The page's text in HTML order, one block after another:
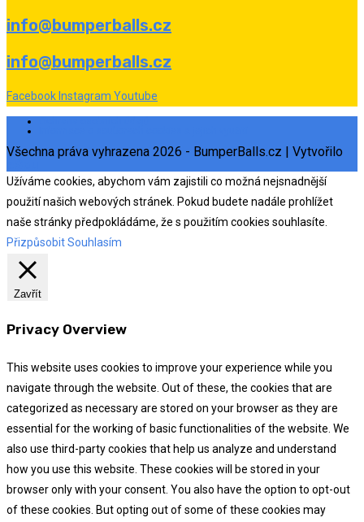
info@bumperballs.cz
info@bumperballs.cz
Facebook Instagram Youtube
Všechna práva vyhrazena 2026 - BumperBalls.cz | Vytvořilo
Užíváme cookies, abychom vám zajistili co možná nejsnadnější
použití našich webových stránek. Pokud budete nadále prohlížet
naše stránky předpokládáme, že s použitím cookies souhlasíte.
PřizpůsobitSouhlasím
Zavřít
Privacy Overview
This website uses cookies to improve your experience while you
navigate through the website. Out of these, the cookies that are
categorized as necessary are stored on your browser as they are
essential for the working of basic functionalities of the website. We
also use third-party cookies that help us analyze and understand
how you use this website. These cookies will be stored in your
browser only with your consent. You also have the option to opt-out
of these cookies. But opting out of some of these cookies may